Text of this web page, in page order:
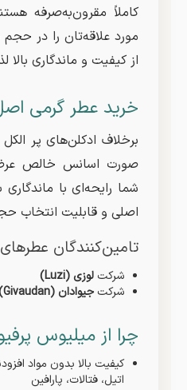
کاملاً مقرون‌به‌صرفه
مورد علاقه‌تان را در
از کیفیت و ماندگاری بالا
خرید عطر گرمی
برخلاف ادکلن‌های پر
صورت اسانس خالص
شما رایحه‌ای با ماندگاری
اصلی و قابلیت انتخاب
تامین‌کنندگان
شرکتلوزی (Luzi)
شرکتجیوادان (Givaudan)
چرا از میلیوس
کیفیت بالا بدون مواد
اتیل، فتالات، پارافین